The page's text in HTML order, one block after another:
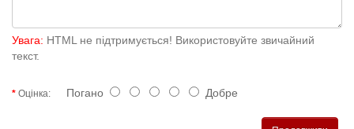
Увага: HTML не підтримується! Використовуйте звичайний
текст.
Оцінка: Погано Добре